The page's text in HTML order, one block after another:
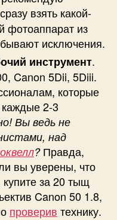
взять какой-
фотоаппарат из
исключения.
инструмент.
Canon 5Dii, 5Diii.
которые
каждые 2-3
Вы ведь не
над
? Правда,
вы уверены, что
за 20 тыщ
Canon 50 1.8,
проверив технику.